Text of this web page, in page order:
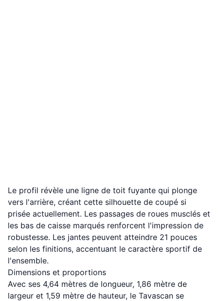
Le profil révèle une ligne de toit fuyante qui plonge
vers l'arrière, créant cette silhouette de coupé si
prisée actuellement. Les passages de roues musclés et
les bas de caisse marqués renforcent l'impression de
robustesse. Les jantes peuvent atteindre 21 pouces
selon les finitions, accentuant le caractère sportif de
l'ensemble.
Dimensions et proportions
Avec ses 4,64 mètres de longueur, 1,86 mètre de
largeur et 1,59 mètre de hauteur, le Tavascan se